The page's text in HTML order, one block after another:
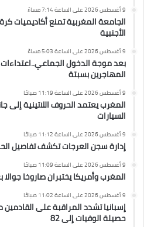
9 أغسطس 2026 على الساعة 7:14 مساءً
الجامعة المغربية تمنع أكاديميات
الأجنبية
9 أغسطس 2026 على الساعة 5:03 مساءً
بعد موجة الدخول
المهاجرين بسبتة
9 أغسطس 2026 على الساعة 11:19 صباحًا
المغرب يعتمد الحروف اللاتينية إلى
السيارات
9 أغسطس 2026 على الساعة 11:12 صباحًا
إدارة سجن العرجات تكشف تفاصيل
9 أغسطس 2026 على الساعة 11:09 صباحًا
المغرب وأمريكا يختبران صاروخا
9 أغسطس 2026 على الساعة 11:02 صباحًا
إسبانيا تشدد المراقبة على
حصيلة الوفيات إلى 82